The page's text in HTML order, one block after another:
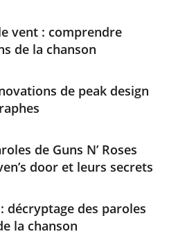
vent : comprendre
de la chanson
de peak design
de Guns N’ Roses
door et leurs secrets
décryptage des paroles
la chanson